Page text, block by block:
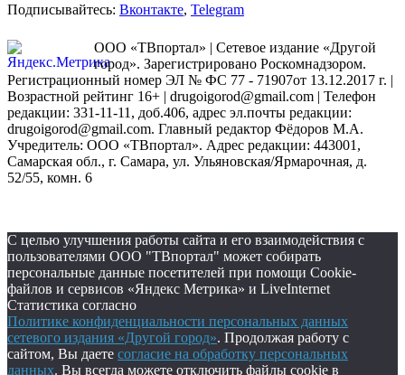
Подписывайтесь: Вконтакте, Telegram
ООО «ТВпортал» | Сетевое издание «Другой
город». Зарегистрировано Роскомнадзором.
Регистрационный номер ЭЛ № ФС 77 - 71907от 13.12.2017 г. |
Возрастной рейтинг 16+ | drugoigorod@gmail.com | Телефон
редакции: 331-11-11, доб.406, адрес эл.почты редакции:
drugoigorod@gmail.com. Главный редактор Фёдоров М.А.
Учредитель: ООО «ТВпортал». Адрес редакции: 443001,
Самарская обл., г. Самара, ул. Ульяновская/Ярмарочная, д.
52/55, комн. 6
С целью улучшения работы сайта и его взаимодействия с
пользователями ООО "ТВпортал" может собирать
персональные данные посетителей при помощи Cookie-
файлов и сервисов «Яндекс Метрика» и LiveInternet
Статистика согласно
Политике конфиденциальности персональных данных
сетевого издания «Другой город». Продолжая работу с
сайтом, Вы даете согласие на обработку персональных
данных. Вы всегда можете отключить файлы cookie в